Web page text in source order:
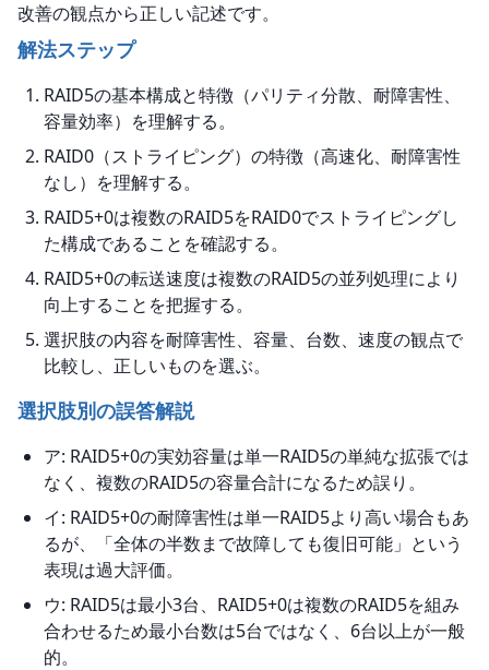
改善の観点から正しい記述です。
解法ステップ
RAID5の基本構成と特徴（パリティ分散、耐障害性、
容量効率）を理解する。
RAID0（ストライピング）の特徴（高速化、耐障害性
なし）を理解する。
RAID5+0は複数のRAID5をRAID0でストライピングし
た構成であることを確認する。
RAID5+0の転送速度は複数のRAID5の並列処理により
向上することを把握する。
選択肢の内容を耐障害性、容量、台数、速度の観点で
比較し、正しいものを選ぶ。
選択肢別の誤答解説
ア: RAID5+0の実効容量は単一RAID5の単純な拡張では
なく、複数のRAID5の容量合計になるため誤り。
イ: RAID5+0の耐障害性は単一RAID5より高い場合もあ
るが、「全体の半数まで故障しても復旧可能」という
表現は過大評価。
ウ: RAID5は最小3台、RAID5+0は複数のRAID5を組み
合わせるため最小台数は5台ではなく、6台以上が一般
的。